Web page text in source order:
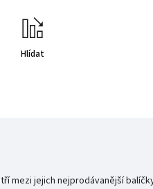
Hlídat
mezi jejich nejprodávanější